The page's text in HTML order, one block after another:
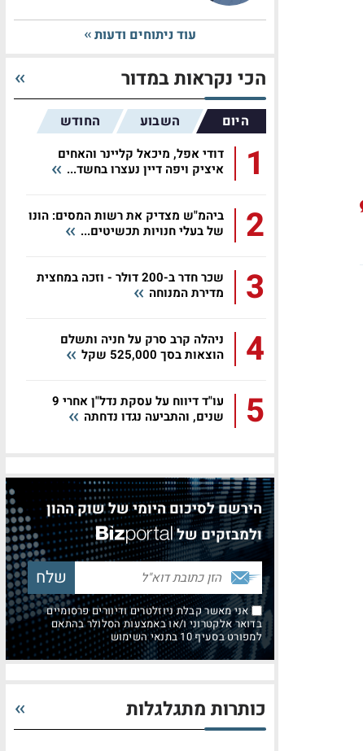
עוד ניתוחים ודעות
הכי נקראות במדור
היום השבוע החודש
1
דודי אפל, מיכאל קליינר והאחים
איציק ויפה דיין נעצרו בחשד...
2
ביהמ"ש מצדיק את רשות המסים: הונו
של בעלי חנויות תכשיטים...
3
שכר חדר ב-200 דולר - וזכה במחצית
מדירת המנוחה
4
ניהלה קרב סרק על חניה ותשלם
הוצאות בסך 525,000 שקל
5
עו"ד דיווח על עסקת נדל"ן אחרי 9
שנים, והתביעה נגדו נדחתה
הירשם לסיכום היומי של שוק ההון
ולמבזקים של
אני מאשר קבלת ניוזלטרים ודיוורים פרסומיים
בדואר אלקטרוני ו/או באמצעות הסלולר בהתאם
למפורט בסעיף 10 בתנאי השימוש
כותרות מתגלגלות